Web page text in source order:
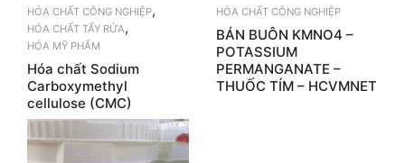
HÓA CHẤT CÔNG NGHIỆP,
HÓA CHẤT TẨY RỬA,
HÓA MỸ PHẨM
Hóa chất Sodium
Carboxymethyl
cellulose (CMC)
HÓA CHẤT CÔNG NGHIỆP
BÁN BUÔN KMNO4 –
POTASSIUM
PERMANGANATE –
THUỐC TÍM – HCVMNET